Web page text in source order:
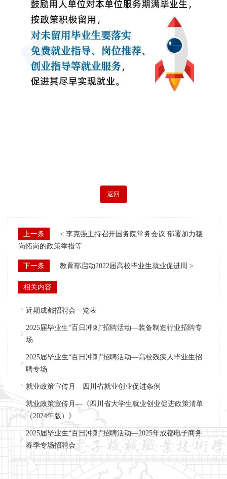
返回
上一条
< 李克强主持召开国务院常务会议 部署加力稳
岗拓岗的政策举措等
下一条 教育部启动2022届高校毕业生就业促进周 >
相关内容
近期成都招聘会一览表
2025届毕业生“百日冲刺”招聘活动—装备制造行业招聘专
场
2025届毕业生“百日冲刺”招聘活动—高校残疾人毕业生招
聘专场
就业政策宣传月—四川省就业创业促进条例
就业政策宣传月—《四川省大学生就业创业促进政策清单
（2024年版）》
2025届毕业生“百日冲刺”招聘活动—2025年成都电子商务
春季专场招聘会